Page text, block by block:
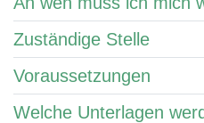
Zuständige Stelle
Voraussetzungen
Welche Unterlagen